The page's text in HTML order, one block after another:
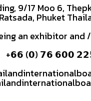
9/17 Moo 6,
Ratsada, Phuket
an exhibitor and
+𝟲𝟲 (𝟬) 𝟳𝟲 𝟲𝟬𝟬